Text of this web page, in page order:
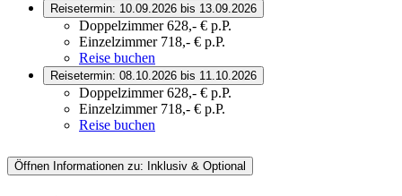
Reisetermin: 10.09.2026 bis 13.09.2026
Doppelzimmer628,- € p.P.
Einzelzimmer 718,- € p.P.
Reise buchen
Reisetermin: 08.10.2026 bis 11.10.2026
Doppelzimmer628,- € p.P.
Einzelzimmer 718,- € p.P.
Reise buchen
Öffnen Informationen zu: Inklusiv & Optional